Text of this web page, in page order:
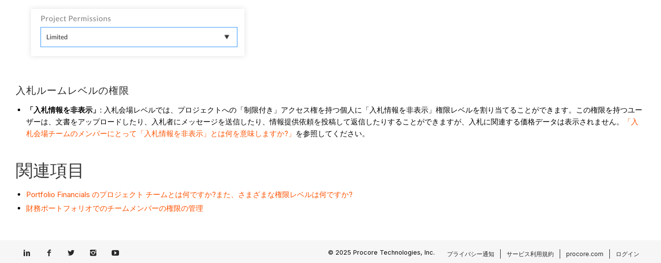
入札ルームレベルの権限
「入札情報を非表示」 : 入札会場レベルでは、プロジェクトへの「制限付き」アクセス権を持つ個人に「入札情報を非表示」権限レベルを割り当てることができます。この権限を持つユー
ザーは、文書をアップロードしたり、入札者にメッセージを送信したり、情報提供依頼を投稿して返信したりすることができますが、入札に関連する価格データは表示されません。
「入
札会場チームのメンバーにとって「入札情報を非表示」とは何を意味しますか?」 を参照してください。
関連項目
Portfolio Financials のプロジェクト チームとは何ですか?また、さまざまな権限レベルは何ですか?
財務ポートフォリオでのチームメンバーの権限の管理
© 2025 Procore Technologies, Inc. プライバシー通知 サービス利用規約 procore.com ログイン